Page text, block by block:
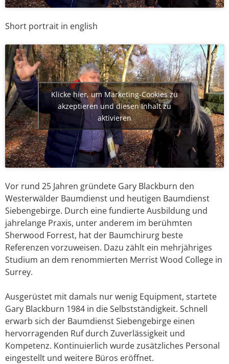
Short portrait in english
Klicke hier, um Marketing-Cookies zu
akzeptieren und diesen Inhalt zu
aktivieren
Vor rund 25 Jahren gründete Gary Blackburn den
Westerwälder Baumdienst und heutigen Baumdienst
Siebengebirge. Durch eine fundierte Ausbildung und
jahrelange Praxis, unter anderem im berühmten
Sherwood Forrest, hat der Baumchirurg beste
Referenzen vorzuweisen. Dazu zählt ein mehrjähriges
Studium an dem renommierten Merrist Wood College in
Surrey.
Ausgerüstet mit damals nur wenig Equipment, startete
Gary Blackburn 1984 in die Selbstständigkeit. Schnell
erwarb sich der Baumdienst Siebengebirge einen
hervorragenden Ruf durch Zuverlässigkeit und
Kompetenz. Kontinuierlich wurde zusätzliches Personal
eingestellt und weitere Büros eröffnet.